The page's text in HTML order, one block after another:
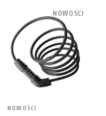
NOWOŚCI
NOWOŚCI